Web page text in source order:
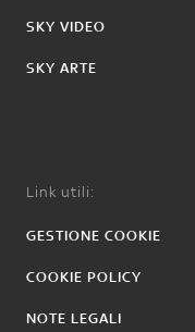
SKY VIDEO
SKY ARTE
Link utili:
GESTIONE COOKIE
COOKIE POLICY
NOTE LEGALI